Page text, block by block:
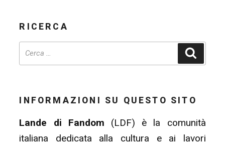
RICERCA
INFORMAZIONI SU QUESTO SITO
Lande di Fandom (LDF) è la comunità
italiana dedicata alla cultura e ai lavori